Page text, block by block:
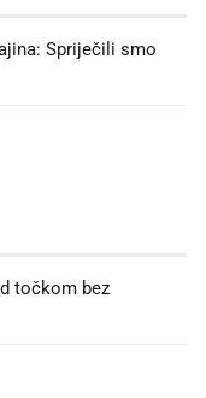
Spriječili smo
točkom bez